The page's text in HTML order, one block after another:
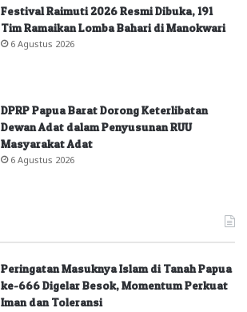
Festival Raimuti 2026 Resmi Dibuka, 191
Tim Ramaikan Lomba Bahari di Manokwari
6 Agustus 2026
DPRP Papua Barat Dorong Keterlibatan
Dewan Adat dalam Penyusunan RUU
Masyarakat Adat
6 Agustus 2026
Peringatan Masuknya Islam di Tanah Papua
ke-666 Digelar Besok, Momentum Perkuat
Iman dan Toleransi